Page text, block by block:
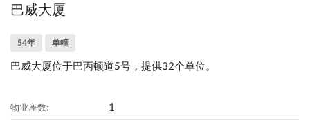
巴威大厦
54年 单幢
巴威大厦位于巴丙顿道5号，提供32个单位。
物业座数: 1